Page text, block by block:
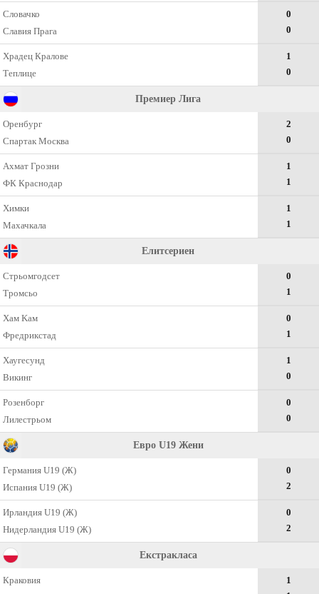
Словачко
Славия Прага
0
0
Храдец Кралове
Теплице
1
0
Премиер Лига
Оренбург
Спартак Москва
2
0
Ахмат Грозни
ФК Краснодар
1
1
Химки
Махачкала
1
1
Елитсериен
Стрьомгодсет
Тромсьо
0
1
Хам Kам
Фредрикстад
0
1
Хаугесунд
Викинг
1
0
Розенборг
Лилестрьом
0
0
Евро U19 Жени
Германия U19 (Ж)
Испания U19 (Ж)
0
2
Ирландия U19 (Ж)
Нидерландия U19 (Ж)
0
2
Екстракласа
Краковия
1